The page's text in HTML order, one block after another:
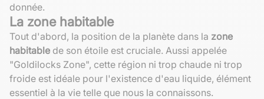
donnée.
La zone habitable
Tout d'abord, la position de la planète dans la zone
habitable de son étoile est cruciale. Aussi appelée
"Goldilocks Zone", cette région ni trop chaude ni trop
froide est idéale pour l'existence d'eau liquide, élément
essentiel à la vie telle que nous la connaissons.